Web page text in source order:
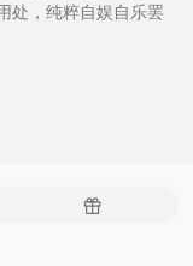
处，纯粹自娱自乐罢
随